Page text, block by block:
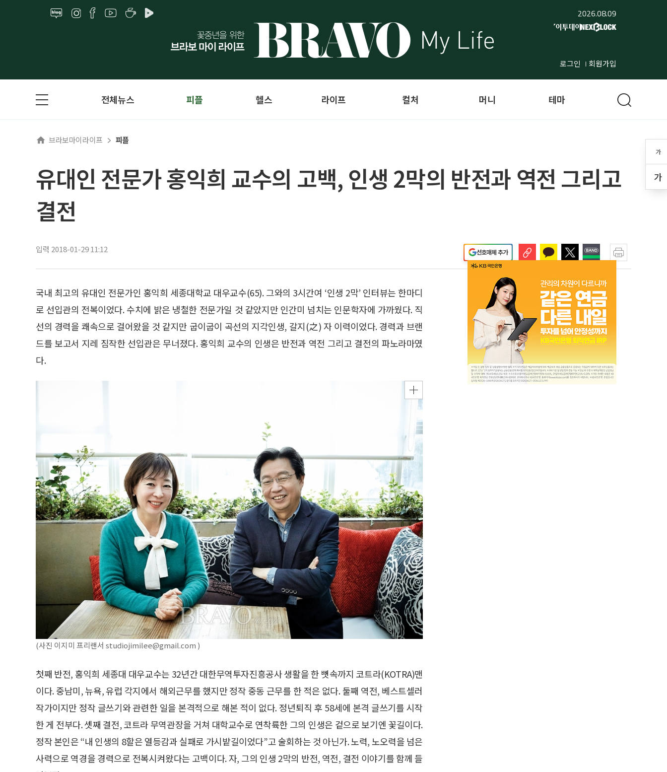
2026.08.09
로그인 회원가입
가
가
전체뉴스 피플 헬스 라이프 컬처 머니 테마
브라보마이라이프 피플
유대인 전문가 홍익희 교수의 고백, 인생 2막의 반전과 역전 그리고
결전
입력 2018-01-29 11:12 선호매체 추가
국내 최고의 유대인 전문가인 홍익희 세종대학교 대우교수(65). 그와의 3시간여 ‘인생 2막’ 인터뷰는 한마디
로 선입관의 전복이었다. 수치에 밝은 냉철한 전문가일 것 같았지만 인간미 넘치는 인문학자에 가까웠다. 직
선의 경력을 쾌속으로 걸어왔을 것 같지만 굽이굽이 곡선의 지각인생, 갈지(之) 자 이력이었다. 경력과 브랜
드를 보고서 지레 짐작한 선입관은 무너졌다. 홍익희 교수의 인생은 반전과 역전 그리고 결전의 파노라마였
다.
(사진 이지미 프리랜서 studiojimilee@gmail.com )
첫째 반전, 홍익희 세종대 대우교수는 32년간 대한무역투자진흥공사 생활을 한 뼛속까지 코트라(KOTRA)맨
이다. 중남미, 뉴욕, 유럽 각지에서 해외근무를 했지만 정작 중동 근무를 한 적은 없다. 둘째 역전, 베스트셀러
작가이지만 정작 글쓰기와 관련한 일을 본격적으로 해본 적이 없다. 정년퇴직 후 58세에 본격 글쓰기를 시작
한 게 전부다. 셋째 결전, 코트라 무역관장을 거쳐 대학교수로 연착륙한 그의 인생은 겉으로 보기엔 꽃길이다.
정작 본인은 “내 인생의 8할은 열등감과 실패로 가시밭길이었다”고 술회하는 것 아닌가. 노력, 노오력을 넘은
사력으로 역경을 경력으로 전복시켜왔다는 고백이다. 자, 그의 인생 2막의 반전, 역전, 결전 이야기를 함께 들